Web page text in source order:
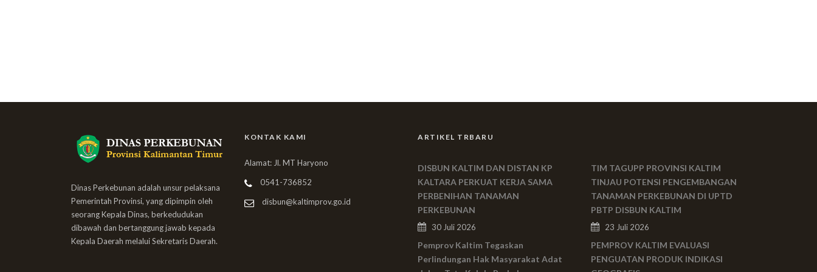
Dinas Perkebunan adalah unsur pelaksana
Pemerintah Provinsi, yang dipimpin oleh
seorang Kepala Dinas, berkedudukan
dibawah dan bertanggung jawab kepada
Kepala Daerah melalui Sekretaris Daerah.
KONTAK KAMI
Alamat: Jl. MT Haryono
0541-736852
disbun@kaltimprov.go.id
ARTIKEL TRBARU
DISBUN KALTIM DAN DISTAN KP
KALTARA PERKUAT KERJA SAMA
PERBENIHAN TANAMAN
PERKEBUNAN
30 Juli 2026
Pemprov Kaltim Tegaskan
Perlindungan Hak Masyarakat Adat
TIM TAGUPP PROVINSI KALTIM
TINJAU POTENSI PENGEMBANGAN
TANAMAN PERKEBUNAN DI UPTD
PBTP DISBUN KALTIM
23 Juli 2026
PEMPROV KALTIM EVALUASI
PENGUATAN PRODUK INDIKASI